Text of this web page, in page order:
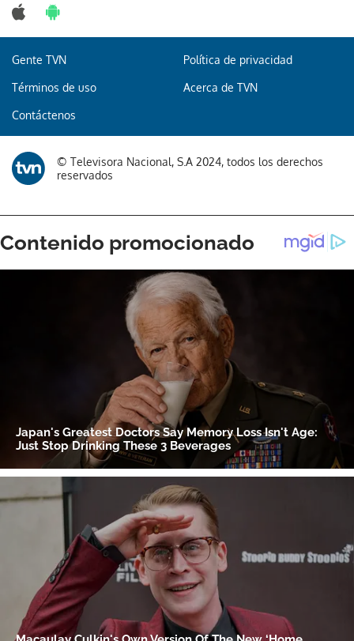
Gente TVN Política de privacidad
Términos de uso Acerca de TVN
Contáctenos
© Televisora Nacional, S.A 2024, todos los derechos
reservados